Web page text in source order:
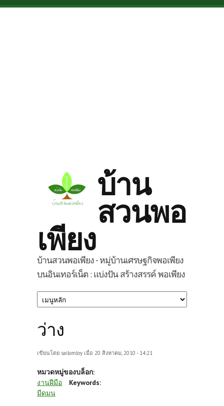
Skip to main content
บ้าน
สวนพอ
เพียง
บ้านสวนพอเพียง - หมู่บ้านเศรษฐกิจพอเพียง
บนอินเทอร์เน็ต : แบ่งปัน สร้างสรรค์ พอเพียง
ว่าง
เขียนโดย sailomloy เมื่อ 20 สิงหาคม, 2010 - 14:21
หมวดหมู่ของบล็อก:
งานฝีมือ
Keywords:
มีดมน